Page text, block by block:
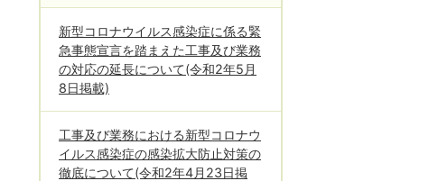
新型コロナウイルス感染症に係る緊
急事態宣言を踏まえた工事及び業務
の対応の延長について(令和2年5月
8日掲載)
工事及び業務における新型コロナウ
イルス感染症の感染拡大防止対策の
徹底について(令和2年4月23日掲